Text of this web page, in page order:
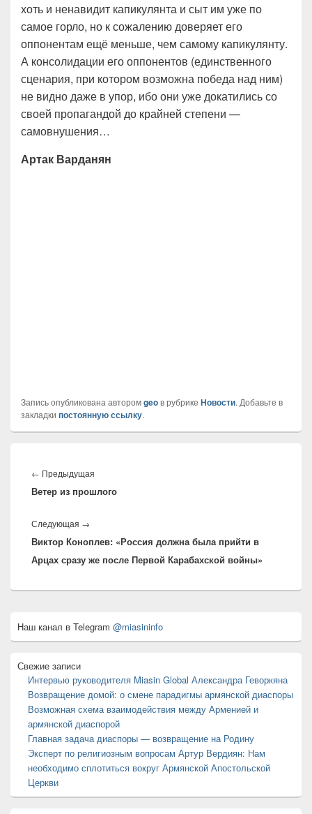
хоть и ненавидит капикулянта и сыт им уже по
самое горло, но к сожалению доверяет его
оппонентам ещё меньше, чем самому капикулянту.
А консолидации его оппонентов (единственного
сценария, при котором возможна победа над ним)
не видно даже в упор, ибо они уже докатились со
своей пропагандой до крайней степени —
самовнушения…
Артак Варданян
Запись опубликована авторомgeoв рубрике Новости. Добавьте в
закладки постоянную ссылку.
по
записям
← Предыдущая
запись:
Ветер из прошлого
Следующая →
запись:
Виктор Коноплев: «Россия должна была прийти в
Арцах сразу же после Первой Карабахской войны»
основной
боковой
Наш канал в Telegram @miasininfo
Свежие записи
Интервью руководителя Miasin Global Александра Геворкяна
Возвращение домой: о смене парадигмы армянской диаспоры
Возможная схема взаимодействия между Арменией и
армянской диаспорой
Главная задача диаспоры — возвращение на Родину
Эксперт по религиозным вопросам Артур Вердиян: Нам
необходимо сплотиться вокруг Армянской Апостольской
Церкви